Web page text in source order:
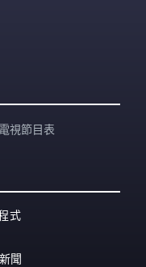
電視節目表
式
聞